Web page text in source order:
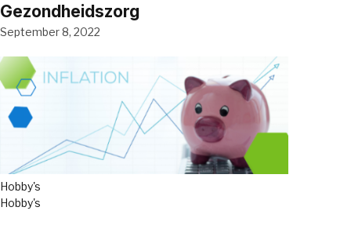
Gezondheidszorg
September 8, 2022
Hobby's
Hobby's